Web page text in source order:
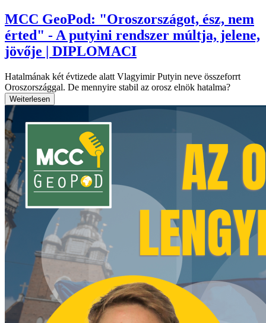
MCC GeoPod: "Oroszországot, ész, nem
érted" - A putyini rendszer múltja, jelene,
jövője | DIPLOMACI
Hatalmának két évtizede alatt Vlagyimir Putyin neve összeforrt
Oroszországgal. De mennyire stabil az orosz elnök hatalma?
Weiterlesen